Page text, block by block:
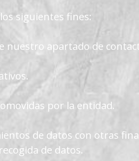
siguientes fines:
nuestro apartado de
por la entidad.
de datos con otras
de datos.